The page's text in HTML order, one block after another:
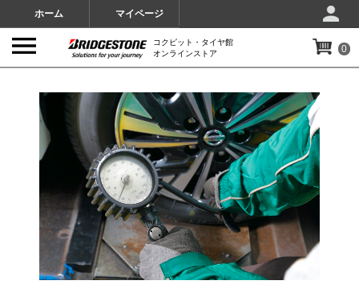
ホーム マイページ
コクピット・タイヤ館
オンラインストア
0